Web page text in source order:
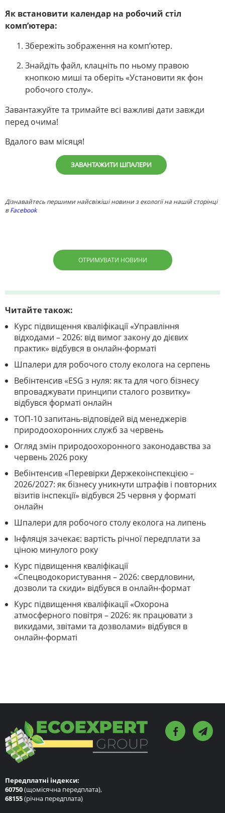
Як встановити календар на робочий стіл
комп’ютера:
Збережіть зображення на комп’ютер.
Знайдіть файл, клацніть по ньому правою
кнопкою миші та оберіть «Установити як фон
робочого столу».
Завантажуйте та тримайте всі важливі дати завжди
перед очима!
Вдалого вам місяця!
ЗАВАНТАЖИТИ ШПАЛЕРИ
Дізнавайтесь першими найсвіжіші новини з екології на нашій сторінці
вFacebook
ОТРИМУВАТИ НОВИНИ
Читайте також:
Курс підвищення кваліфікації «Управління
відходами – 2026: від вимог закону до дієвих
практик» відбувся в онлайн-форматі
Шпалери для робочого столу еколога на серпень
Вебінтенсив «ESG з нуля: як та для чого бізнесу
впроваджувати принципи сталого розвитку»
відбувся форматі онлайн
ТОП-10 запитань-відповідей від менеджерів
природоохоронних служб за червень
Огляд змін природоохоронного законодавства за
червень 2026 року
Вебінтенсив «Перевірки Держекоінспекцією –
2026/2027: як бізнесу уникнути штрафів і повторних
візитів інспекції» відбувся 25 червня у форматі
онлайн
Шпалери для робочого столу еколога на липень
Інфляція зачекає: вартість річної передплати за
ціною минулого року
Курс підвищення кваліфікації
«Спецводокористування – 2026: свердловини,
дозволи та скиди» відбувся в онлайн-формат
Курс підвищення кваліфікації «Охорона
атмосферного повітря – 2026: як працювати з
викидами, звітами та дозволами» відбувся в
онлайн-форматі
Передплатні індекси:
60750(щомісячна передплата),
68155(річна передплата)